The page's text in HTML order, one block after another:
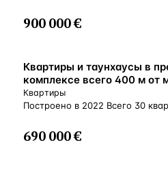
900 000 €
ВНЖ
Квартиры и таунхаусы в
комплексе всего 400 м от
Квартиры
Построено в 2022 Всего 30
690 000 €